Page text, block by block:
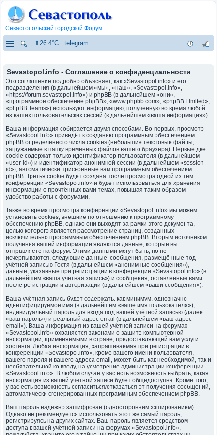
Севастопольский городской Форум
⇑26.4°C telegram
Sevastopol.info - Соглашение о конфиденциальности
Это соглашение подробно объясняет, как «Sevastopol.info» и его
подразделения (в дальнейшем «мы», «наш», «Sevastopol.info»,
«https://forum.sevastopol.info») и phpBB (в дальнейшем «они»,
«программное обеспечение phpBB», «www.phpbb.com», «phpBB Limited»,
«phpBB Teams») используют информацию, полученную во время любой
из ваших пользовательских сессий (в дальнейшем «ваша информация»).
Ваша информация собирается двумя способами. Во-первых, просмотр
«Sevastopol.info» приведёт к созданию программным обеспечением
phpBB определённого числа cookies (небольшие текстовые файлы,
загружаемые в папку временных файлов вашего браузера). Первые две
cookie содержат только идентификатор пользователя (в дальнейшем
«user-id») и идентификатор анонимной сессии (в дальнейшем «session-
id»), автоматически присвоенные вам программным обеспечением
phpBB. Третья cookie будет создана после просмотра одной из тем
конференции «Sevastopol.info» и будет использоваться для хранения
информации о прочтённых вами темах, повышая таким образом
удобство работы с форумами.
Также во время просмотра конференции «Sevastopol.info» мы можем
установить cookies, внешние по отношению к программному
обеспечению phpBB, однако они выходят за рамки этого документа,
целью которого является рассмотрение страниц, созданных
исключительно программным обеспечением phpBB. Вторым источником
получения вашей информации являются данные, которые вы
отправляете на форум. Этими данными могут быть, но не
исчерпываются, следующие данные: сообщения, размещённые под
учётной записью Гостя (в дальнейшем «анонимные сообщения»),
данные, указанные при регистрации в конференции «Sevastopol.info» (в
дальнейшем «ваша учётная запись») и сообщения, оставленные вами
после регистрации и авторизации (в дальнейшем «ваши сообщения»).
Ваша учётная запись будет содержать, как минимум, однозначно
идентифицируемое имя (в дальнейшем «ваше имя пользователя»),
индивидуальный пароль для входа под вашей учётной записью (далее
«ваш пароль») и реальный адрес email (в дальнейшем «ваш адрес
email»). Ваша информация из вашей учётной записи на форумах
«Sevastopol.info» охраняется законами о защите компьютерной
информации, применяемыми в стране, предоставляющей нам услуги
хостинга. Любая информация, запрашиваемая при регистрации в
конференции «Sevastopol.info», кроме вашего имени пользователя,
вашего пароля и вашего адреса email, может быть как необходимой, так и
необязательной ко вводу, на усмотрение администрации конференции
«Sevastopol.info». В любом случае у вас есть возможность выбрать, какая
информация из вашей учётной записи будет общедоступна. Кроме того,
у вас есть возможность согласиться/отказаться от получения сообщений,
автоматически сгенерированных программным обеспечением phpBB.
Ваш пароль надёжно зашифрован (односторонним хэшированием).
Однако не рекомендуется использовать этот же самый пароль,
регистрируясь на других сайтах. Ваш пароль является средством
доступа к вашей учётной записи на форумах «Sevastopol.info»,